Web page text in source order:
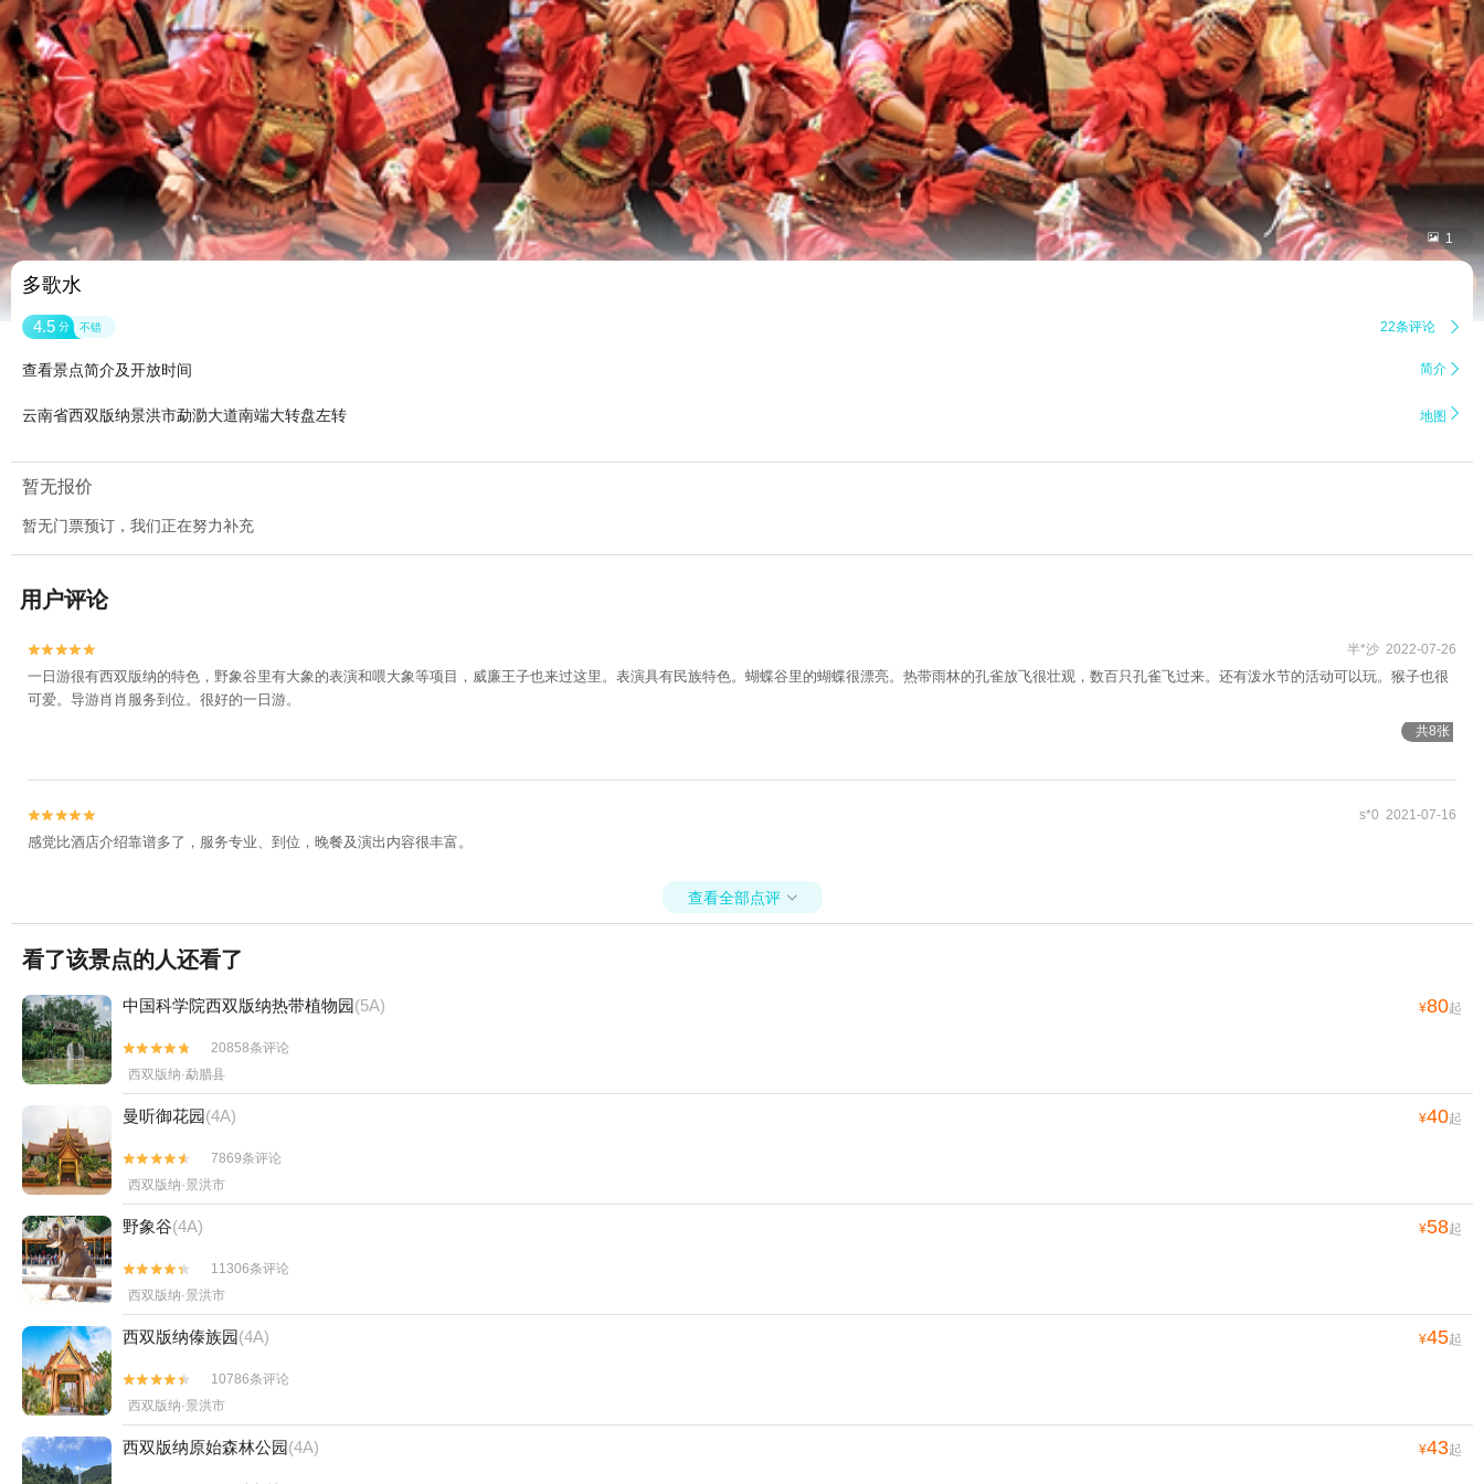
 1
多歌水
4.5 分 不错 22条评论 
查看景点简介及开放时间 简介 
云南省西双版纳景洪市勐泐大道南端大转盘左转 地图 
暂无报价
暂无门票预订，我们正在努力补充
用户评论

 半*沙 2022-07-26
一日游很有西双版纳的特色，野象谷里有大象的表演和喂大象等项目，威廉王子也来过这里。表演具有民族特色。蝴蝶谷里的蝴蝶很漂亮。热带雨林的孔雀放飞很壮观，数百只孔雀飞过来。还有泼水节的活动可以玩。猴子也很
可爱。导游肖肖服务到位。很好的一日游。
共8张

 s*0 2021-07-16
感觉比酒店介绍靠谱多了，服务专业、到位，晚餐及演出内容很丰富。
查看全部点评 
看了该景点的人还看了
中国科学院西双版纳热带植物园(5A) ¥80起


20858条评论
西双版纳·勐腊县
曼听御花园(4A) ¥40起


7869条评论
西双版纳·景洪市
野象谷(4A) ¥58起


11306条评论
西双版纳·景洪市
西双版纳傣族园(4A) ¥45起


10786条评论
西双版纳·景洪市
西双版纳原始森林公园(4A) ¥43起